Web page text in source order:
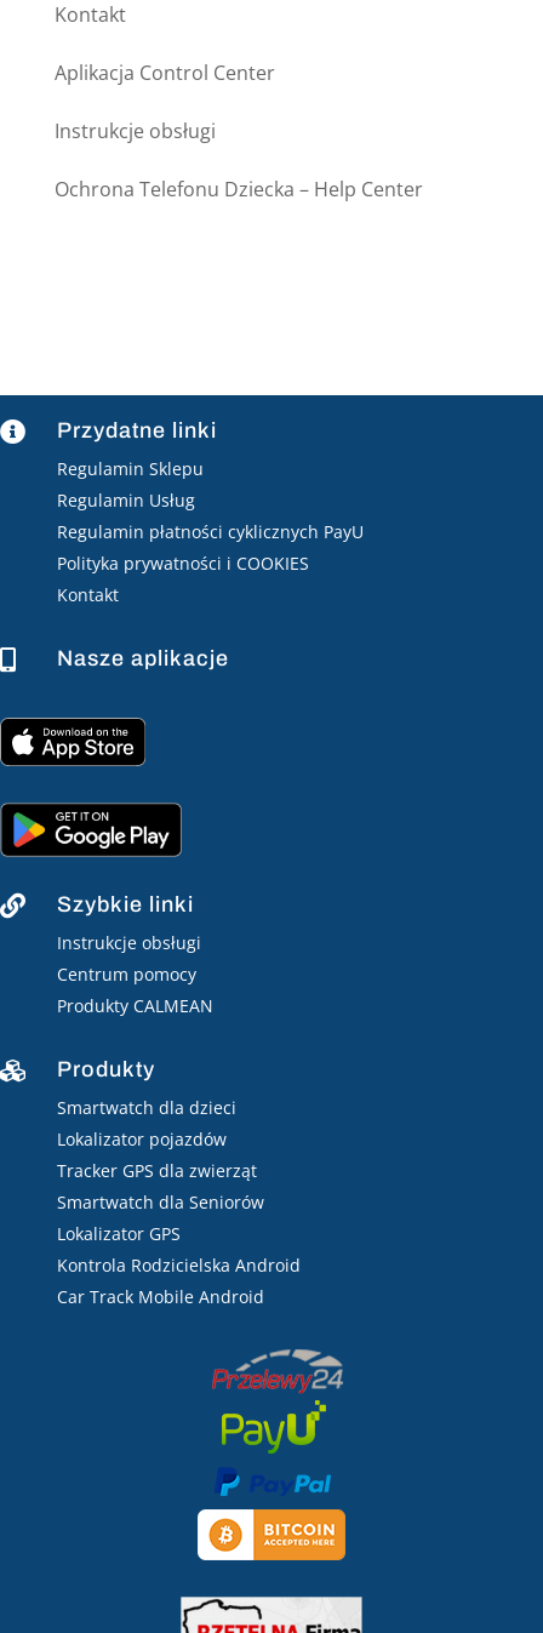
Kontakt
Aplikacja Control Center
Instrukcje obsługi
Ochrona Telefonu Dziecka – Help Center
 Przydatne linki
Regulamin Sklepu
Regulamin Usług
Regulamin płatności cyklicznych PayU
Polityka prywatności i COOKIES
Kontakt
 Nasze aplikacje
 Szybkie linki
Instrukcje obsługi
Centrum pomocy
Produkty CALMEAN
 Produkty
Smartwatch dla dzieci
Lokalizator pojazdów
Tracker GPS dla zwierząt
Smartwatch dla Seniorów
Lokalizator GPS
Kontrola Rodzicielska Android
Car Track Mobile Android